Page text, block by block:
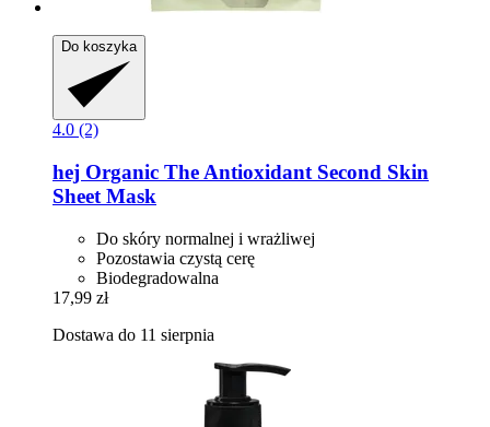
Do koszyka
4.0 (2)
hej Organic The Antioxidant Second Skin
Sheet Mask
Do skóry normalnej i wrażliwej
Pozostawia czystą cerę
Biodegradowalna
17,99 zł
Dostawa do 11 sierpnia